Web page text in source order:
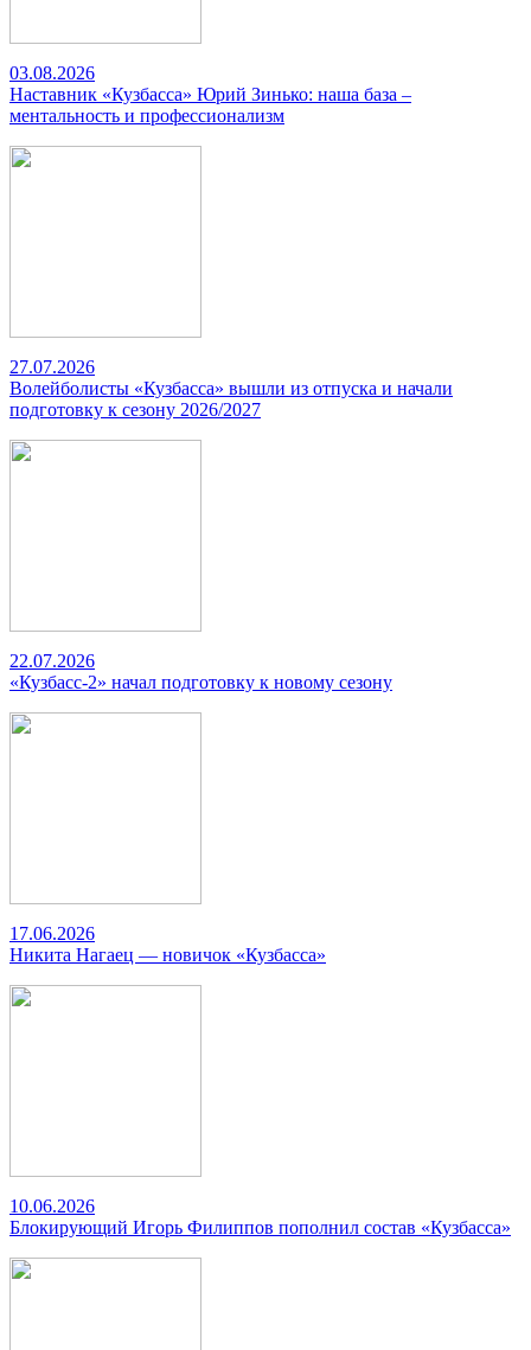
03.08.2026
Наставник «Кузбасса» Юрий Зинько: наша база –
ментальность и профессионализм
27.07.2026
Волейболисты «Кузбасса» вышли из отпуска и начали
подготовку к сезону 2026/2027
22.07.2026
«Кузбасс-2» начал подготовку к новому сезону
17.06.2026
Никита Нагаец — новичок «Кузбасса»
10.06.2026
Блокирующий Игорь Филиппов пополнил состав «Кузбасса»